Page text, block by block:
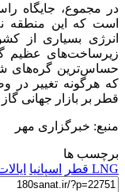
در مجموع، جایگاه
است که این منطقه
انرژی بسیاری از
زیرساخت‌های عظیم
حساس‌ترین گره‌های
که هرگونه تغییر در
قطر بر بازار جهانی
منبع: خبرگزاری مهر
برچسب ها
LNG قطر
اسپانیا